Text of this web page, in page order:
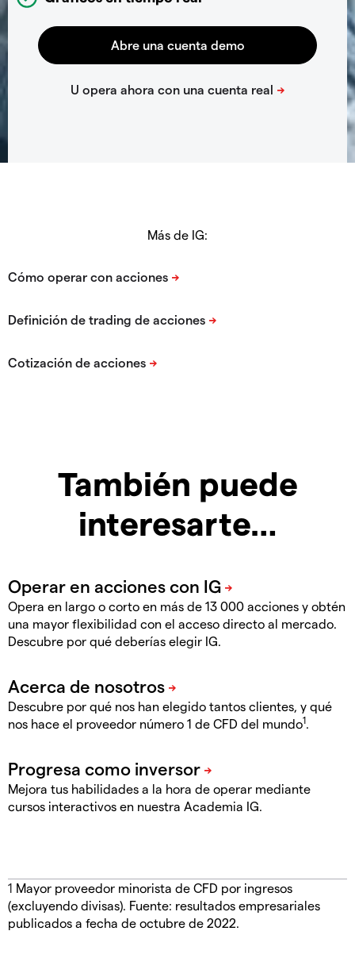
Más de IG:
También puede
interesarte…
Opera en largo o corto en más de 13 000 acciones y obtén
una mayor flexibilidad con el acceso directo al mercado.
Descubre por qué deberías elegir IG.
Descubre por qué nos han elegido tantos clientes, y qué
nos hace el proveedor número 1 de CFD del mundo1.
Mejora tus habilidades a la hora de operar mediante
cursos interactivos en nuestra Academia IG.
1 Mayor proveedor minorista de CFD por ingresos
(excluyendo divisas). Fuente: resultados empresariales
publicados a fecha de octubre de 2022.